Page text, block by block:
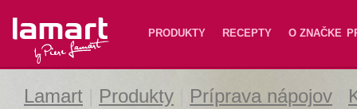
Lamart PRODUKTY RECEPTY O ZNAČKE
Lamart Produkty Príprava nápojov